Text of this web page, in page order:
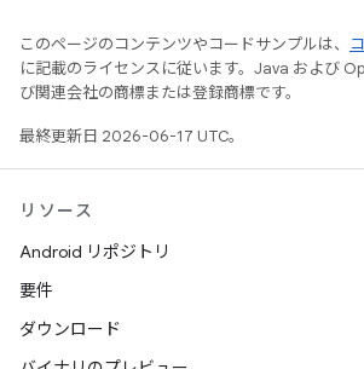
このページのコンテンツやコードサンプルは、
に記載のライセンスに従います。Java および
び関連会社の商標または登録商標です。
最終更新日 2026-06-17 UTC。
リソース
Android リポジトリ
要件
ダウンロード